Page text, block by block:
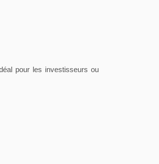
pour les investisseurs ou